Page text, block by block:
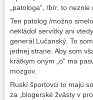
„patologa“, /bŕr, to
Ten patolog /možno
nekládol servítky ani
generál Lučanský. To
jednej strane. Aby som
krátkym oným „o“ ma
mozgov.
Ruskí športovci to majú
za „blogerské žvásty v